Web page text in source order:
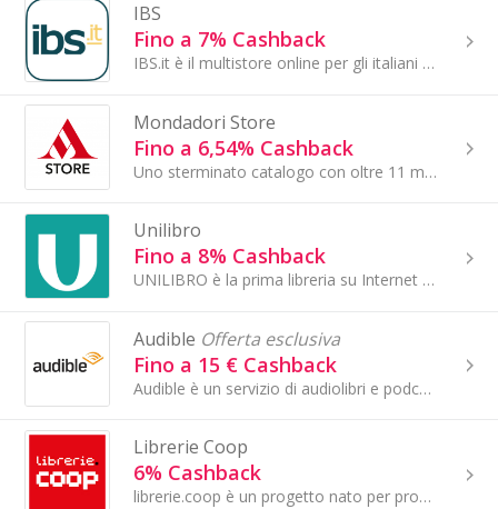
IBS
Fino a 7% Cashback
IBS.it è il multistore online per gli italiani con un assortimento di prodotti librari e audiovisivi tra cui libri italiani e inglesi, CD e LP...
Mondadori Store
Fino a 6,54% Cashback
Uno sterminato catalogo con oltre 11 milioni di prodotti, tra libri in lingua italiana e in lingua originale, film in DVD e Blu-ray, musica di tutti..
Unilibro
Fino a 8% Cashback
UNILIBRO è la prima libreria su Internet prevalentemente dedicata al mondo universitario italiano. Su UNILIBRO si possono effettuare ricerche all'...
Audible Offerta esclusiva
Fino a 15 € Cashback
Audible è un servizio di audiolibri e podcast online americano che consente agli utenti di acquistare e riprodurre in streaming audiolibri e altre for
Librerie Coop
6% Cashback
librerie.coop è un progetto nato per promuovere la cultura attraverso il libro e la lettura, creando luoghi di incontro e contribuendo...